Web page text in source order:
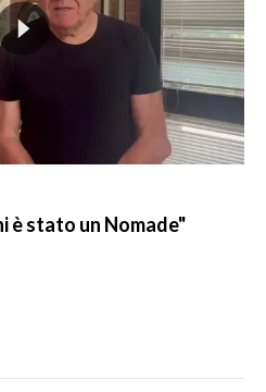
è stato un Nomade"